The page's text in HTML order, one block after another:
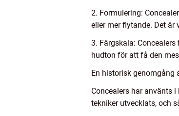
2. Formulering:
eller mer flytande. Det
3. Färgskala:
hudton för att få den
En historisk genomgång
Concealers har använts
tekniker utvecklats, och